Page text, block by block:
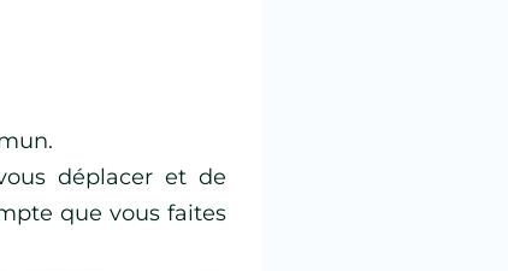
déplacer et de
que vous faites